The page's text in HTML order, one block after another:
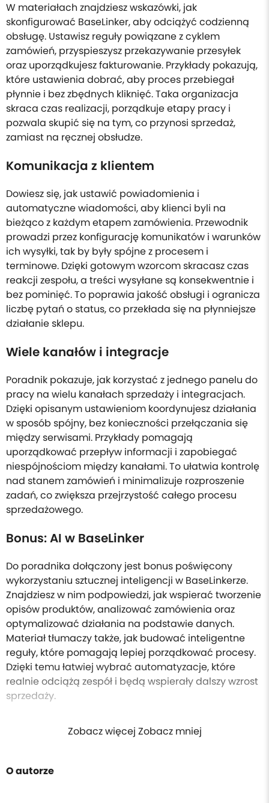
W materiałach znajdziesz wskazówki, jak
skonfigurować BaseLinker, aby odciążyć codzienną
obsługę. Ustawisz reguły powiązane z cyklem
zamówień, przyspieszysz przekazywanie przesyłek
oraz uporządkujesz fakturowanie. Przykłady pokazują,
które ustawienia dobrać, aby proces przebiegał
płynnie i bez zbędnych kliknięć. Taka organizacja
skraca czas realizacji, porządkuje etapy pracy i
pozwala skupić się na tym, co przynosi sprzedaż,
zamiast na ręcznej obsłudze.
Komunikacja z klientem
Dowiesz się, jak ustawić powiadomienia i
automatyczne wiadomości, aby klienci byli na
bieżąco z każdym etapem zamówienia. Przewodnik
prowadzi przez konfigurację komunikatów i warunków
ich wysyłki, tak by były spójne z procesem i
terminowe. Dzięki gotowym wzorcom skracasz czas
reakcji zespołu, a treści wysyłane są konsekwentnie i
bez pominięć. To poprawia jakość obsługi i ogranicza
liczbę pytań o status, co przekłada się na płynniejsze
działanie sklepu.
Wiele kanałów i integracje
Poradnik pokazuje, jak korzystać z jednego panelu do
pracy na wielu kanałach sprzedaży i integracjach.
Dzięki opisanym ustawieniom koordynujesz działania
w sposób spójny, bez konieczności przełączania się
między serwisami. Przykłady pomagają
uporządkować przepływ informacji i zapobiegać
niespójnościom między kanałami. To ułatwia kontrolę
nad stanem zamówień i minimalizuje rozproszenie
zadań, co zwiększa przejrzystość całego procesu
sprzedażowego.
Bonus: AI w BaseLinker
Do poradnika dołączony jest bonus poświęcony
wykorzystaniu sztucznej inteligencji w BaseLinkerze.
Znajdziesz w nim podpowiedzi, jak wspierać tworzenie
opisów produktów, analizować zamówienia oraz
optymalizować działania na podstawie danych.
Materiał tłumaczy także, jak budować inteligentne
reguły, które pomagają lepiej porządkować procesy.
Dzięki temu łatwiej wybrać automatyzacje, które
realnie odciążą zespół i będą wspierały dalszy wzrost
sprzedaży.
Zobacz więcej Zobacz mniej
O autorze